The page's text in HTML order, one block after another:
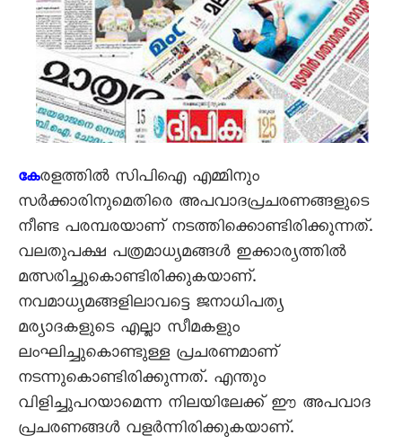
കേരളത്തില്‍ സിപിഐ എമ്മിനും
സര്‍ക്കാരിനുമെതിരെ അപവാദപ്രചരണങ്ങളുടെ
നീണ്ട പരമ്പരയാണ് നടത്തിക്കൊണ്ടിരിക്കുന്നത്.
വലതുപക്ഷ പത്രമാധ്യമങ്ങള്‍ ഇക്കാര്യത്തില്‍
മത്സരിച്ചുകൊണ്ടിരിക്കുകയാണ്.
നവമാധ്യമങ്ങളിലാവട്ടെ ജനാധിപത്യ
മര്യാദകളുടെ എല്ലാ സീമകളും
ലംഘിച്ചുകൊണ്ടുള്ള പ്രചരണമാണ്
നടന്നുകൊണ്ടിരിക്കുന്നത്. എന്തും
വിളിച്ചുപറയാമെന്ന നിലയിലേക്ക് ഈ അപവാദ
പ്രചരണങ്ങള്‍ വളര്‍ന്നിരിക്കുകയാണ്.